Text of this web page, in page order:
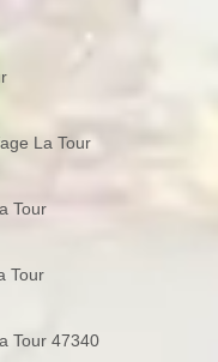
La Tour
Tour
Tour
Tour 47340